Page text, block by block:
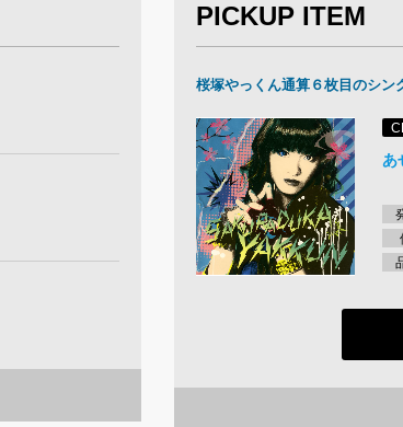
PICKUP ITEM
桜塚やっくん通算６枚目のシン
あ